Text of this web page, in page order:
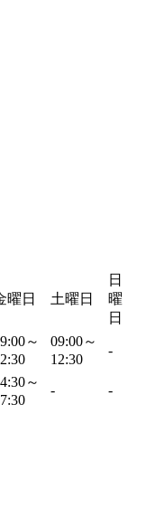
曜日 土曜日
日
曜
日
～
09:00～
12:30
-
～
- -